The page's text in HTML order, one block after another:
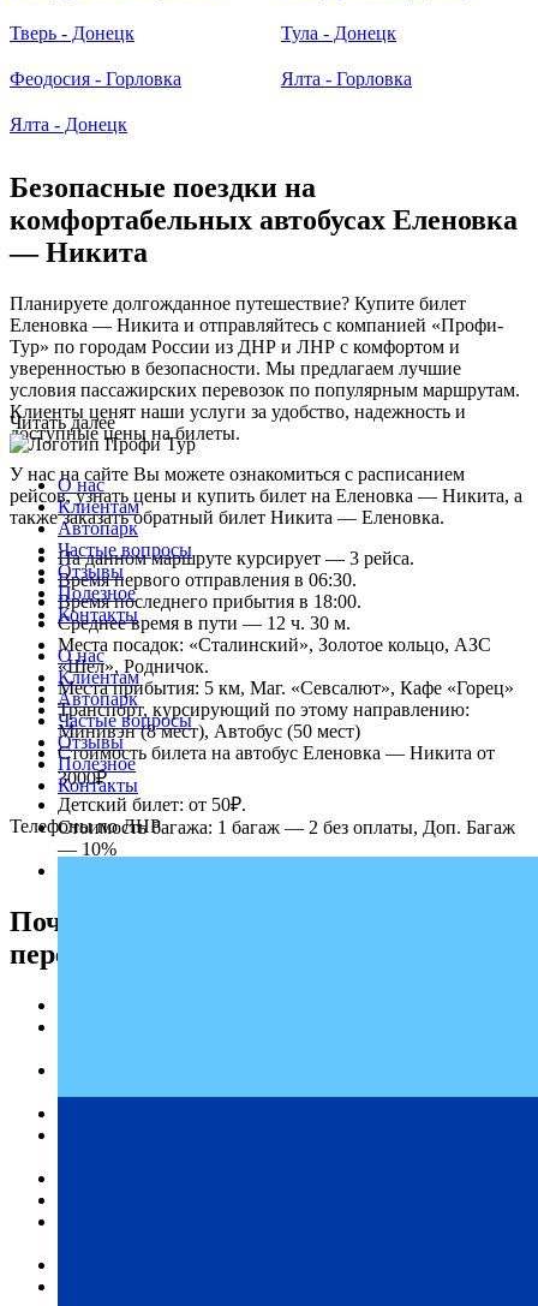
Тверь - Донецк Тула - Донецк
Феодосия - Горловка Ялта - Горловка
Ялта - Донецк
Безопасные поездки на
комфортабельных автобусах Еленовка
— Никита
Планируете долгожданное путешествие? Купите билет
Еленовка — Никита и отправляйтесь с компанией «Профи-
Тур» по городам России из ДНР и ЛНР с комфортом и
уверенностью в безопасности. Мы предлагаем лучшие
условия пассажирских перевозок по популярным маршрутам.
Клиенты ценят наши услуги за удобство, надежность и
доступные цены на билеты.
У нас на сайте Вы можете ознакомиться с расписанием
рейсов, узнать цены и купить билет на Еленовка — Никита, а
также заказать обратный билет Никита — Еленовка.
На данном маршруте курсирует — 3 рейса.
Время первого отправления в 06:30.
Время последнего прибытия в 18:00.
Среднее время в пути — 12 ч. 30 м.
Места посадок: «Сталинский», Золотое кольцо, АЗС
«Шел», Родничок.
Места прибытия: 5 км, Маг. «Севсалют», Кафе «Горец»
Транспорт, курсирующий по этому направлению:
Минивэн (8 мест), Автобус (50 мест)
Стоимость билета на автобус Еленовка — Никита от
3000₽.
Детский билет: от 50₽.
Стоимость багажа: 1 багаж — 2 без оплаты, Доп. Багаж
— 10%
Почему выбирают надежного
перевозчика «Профи-Тур»
Читать далее
О нас
Клиентам
Автопарк
Частые вопросы
Отзывы
Полезное
Контакты
О нас
Клиентам
Автопарк
Частые вопросы
Отзывы
Полезное
Контакты
Телефоны по ЛНР